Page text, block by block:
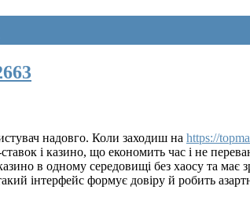
надовго. Коли заходиш на https://
і казино, що економить час і не
в одному середовищі без хаосу та має
інтерфейс формує довіру й робить